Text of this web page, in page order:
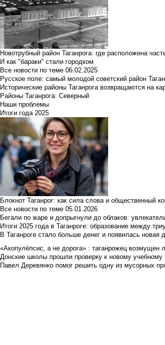
Новотрубный район Таганрога: где расположена
И как "бараки" стали городком
Все новости по теме 06.02.2025
Русское поле: самый молодой советский район
Исторические районы Таганрога возвращаются на
Районы Таганрога: Северный
Наши проблемы
Итоги года 2025
Блокнот Таганрог: как сила слова и общественный
Все новости по теме 05.01.2026
Бегали по жаре и допрыгнули до облаков:
Итоги 2025 года в Таганроге: образование между
В Таганроге стало больше денег и появилась новая
«Акопулёпсис, а не дорога» : таганрожец возмущен
Донские школы прошли проверку к новому учебному
Павел Деревянко помог решить одну из мусорных